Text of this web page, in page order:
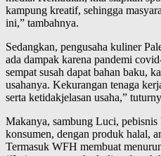
kampung kreatif, sehingga
ini,” tambahnya.
Sedangkan, pengusaha kuliner
ada dampak karena pandemi
sempat susah dapat bahan baku,
usahanya. Kekurangan tenaga
serta ketidakjelasan usaha,”
Makanya, sambung Luci, pebisnis
konsumen, dengan produk halal,
Termasuk WFH membuat